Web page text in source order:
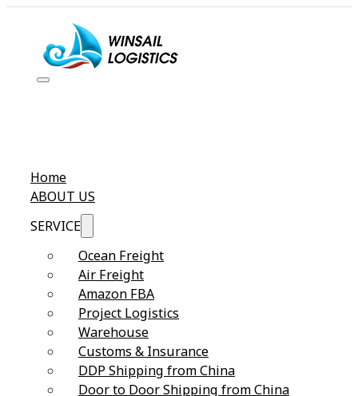
Home
ABOUT US
SERVICE
Ocean Freight
Air Freight
Amazon FBA
Project Logistics
Warehouse
Customs & Insurance
DDP Shipping from China
Door to Door Shipping from China